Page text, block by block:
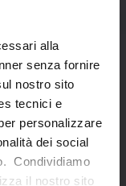
alla
senza fornire
nostro sito
tecnici e
personalizzare
dei social
Condividiamo
il nostro sito